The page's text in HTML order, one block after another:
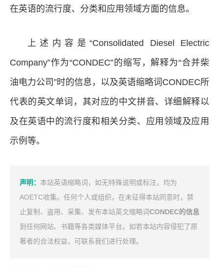
在英语的流行度、分类和应用领域方面的信息。
上述内容是“Consolidated Diesel Electric
Company”作为“CONDEC”的缩写，解释为“合并柴
油电力公司”时的信息，以及英语缩略词CONDEC所
代表的英文单词，其对应的中文拼音、详细解释以
及在英语中的流行度和相关分类、应用领域及应用
示例等。
声明： 本站英语缩略词，如无特殊说明或标注，均为
AOETC收集。任何个人或组织，在未征得本站同意时，禁
止复制、盗用、采集、发布本站英文缩略词CONDEC的信息
到任何网站、书籍等各类媒体平台。如若本站内容侵犯了原
著者的合法权益，可联系我们进行处理。